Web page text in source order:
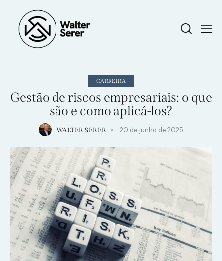
CARREIRA
Gestão de riscos empresariais: o que
são e como aplicá-los?
WALTER SERER 20 de junho de 2025